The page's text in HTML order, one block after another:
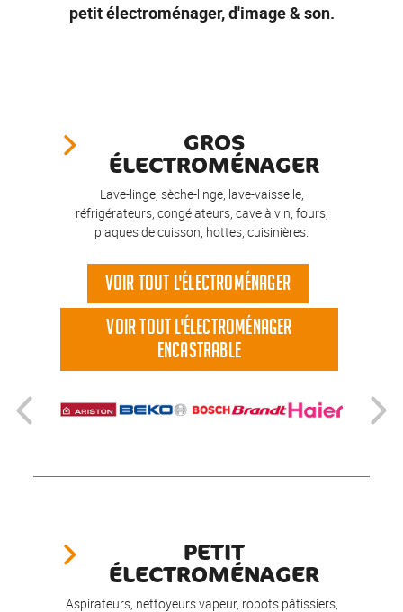
petit électroménager, d'image & son.
GROS
ÉLECTROMÉNAGER
Lave-linge, sèche-linge, lave-vaisselle,
réfrigérateurs, congélateurs, cave à vin, fours,
plaques de cuisson, hottes, cuisinières.
VOIR TOUT L'ÉLECTROMÉNAGER
VOIR TOUT L'ÉLECTROMÉNAGER
ENCASTRABLE
PETIT
ÉLECTROMÉNAGER
Aspirateurs, nettoyeurs vapeur, robots pâtissiers,